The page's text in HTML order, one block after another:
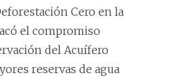
Cero en la
el compromiso
del Acuífero
reservas de agua